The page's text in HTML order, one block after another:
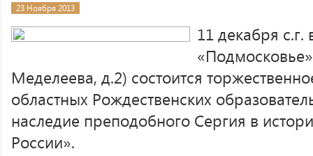
23 Ноября 2013
11 декабря
Меделеева, д.2) состоится
областных Рождественских
наследие преподобного Сергия в
России».